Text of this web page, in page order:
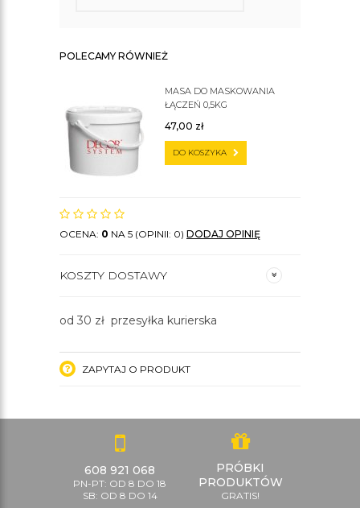
POLECAMY RÓWNIEŻ
MASA DO MASKOWANIA
ŁĄCZEŃ 0,5KG
47,00 zł
DO KOSZYKA
OCENA: 0 NA 5 (OPINII: 0) DODAJ OPINIĘ
KOSZTY DOSTAWY
od 30 zł przesyłka kurierska
ZAPYTAJ O PRODUKT
608 921 068
PN-PT: OD 8 DO 18
SB: OD 8 DO 14
PRÓBKI
PRODUKTÓW
GRATIS!